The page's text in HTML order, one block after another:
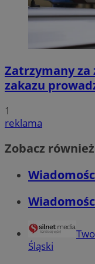
Zatrzymany za
zakazu
1
reklama
Zobacz również
Śląski
euds